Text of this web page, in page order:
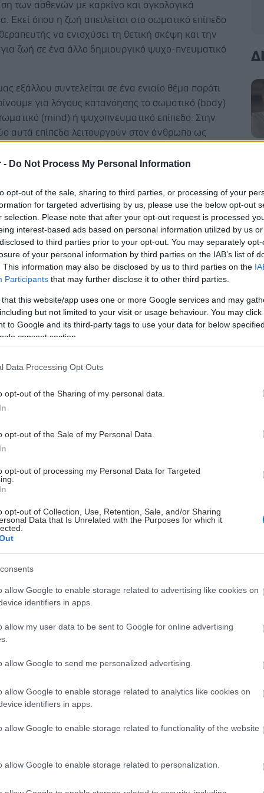
- Do Not Process My Personal Information
opt-out of the sale, sharing to third parties, or processing of your
for targeted advertising by us, please use the below opt-out
selection. Please note that after your opt-out request is processed
interest-based ads based on personal information utilized by us
to third parties prior to your opt-out. You may separately
of your personal information by third parties on the IAB’s list of
This information may also be disclosed by us to third parties on the
Participants that may further disclose it to other third parties.
that this website/app uses one or more Google services and may
but not limited to your visit or usage behaviour. You may
to Google and its third-party tags to use your data for below
consent section.
Data Processing Opt Outs
opt-out of the Sharing of my personal data.
opt-out of the Sale of my Personal Data.
opt-out of processing my Personal Data for Targeted
opt-out of Collection, Use, Retention, Sale, and/or Sharing
Data that Is Unrelated with the Purposes for which it
allow Google to enable storage related to advertising like cookies on
identifiers in apps.
allow my user data to be sent to Google for online advertising
allow Google to send me personalized advertising.
allow Google to enable storage related to analytics like cookies on
identifiers in apps.
allow Google to enable storage related to functionality of the website
allow Google to enable storage related to personalization.
των ασθενών με καρκίνο και ογκολογικά
Εκεί όπου η ζωή απειλείται στο σωματικό επίπεδο
να ενισχύσει τη θετική σκέψη και την
ζωή σε ένα άλλο δημιουργικό ψυχο-πνευματικό
εξάλλου συντελείται σε ένα ενιαίο θέμα παρότι
για λόγους κατανόησης το σωματικό (body)
(mind) ή ψυχοπνευματικό επίπεδο. Στην
αυτά επίπεδα λειτουργούν στον άνθρωπο ως
σήμερα μουσικοθεραπευτής, ο David
βιβλίο του με τίτλο Spirituality, Healing and
μτφρ. Πνευματικότητα, θεραπεία και υγεία)
ότι για τη διατήρηση της υγείας του ατόμου ισχύει η
ARGO ERGO SUM η οποία θα μπορούσε να
ελληνικά ως ‘δημιουργώ άρα υπάρχω και
ζω’ σε αντιπαράθεση με το καρτεσιανό στερεότυπο
SUM δηλαδή το ‘σκέπτομαι άρα υπάρχω’.
πολλών κατηγοριών ασθενών στη σύγχρονη
την κλασική ιατρική αντιμετώπιση αλλά
την τρέχουσα ιατρική πράξη και
από την αντιμετώπιση του ασθενή ως
συνολικά’ και όχι ως ‘νοσήματος’ μόνον.
αλλά και οι Πλάτωνας, Αριστοτέλης, Ιπποκράτης
θεραπευτικό ρόλο της μουσικής. Σε πολλά από τα
με την ψυχική διάθεση την οποία θέλει κανείς
αρχαίοι ρυθμοί σχετίζονται άμεσα με το θυμικό και
κίνηση και θα μπορούσε να τούς διαιρέσει καφενός
κειμένων ή απαγγελία ποιητικών στίχων (πχ
εξάμετρο ή δάκτυλος) και αφετέρου σε
με γρήγορες κινήσεις, συνήθως
και περισσότερο διονυσιακού χαρακτήρα.
τα οποία προκύπτουν από τις αρχαίες ελληνικές
οι οποίες δείχνουν ότι η ακρόαση κατάλληλα
μουσικής μπορεί όχι μόνο να επιδράσει στη διάθεση
αλλά μπορεί ακόμη και να μεταβάλει επίπεδα
αίμα που σχετίζονται με αισθήματα άγχους, φόβου